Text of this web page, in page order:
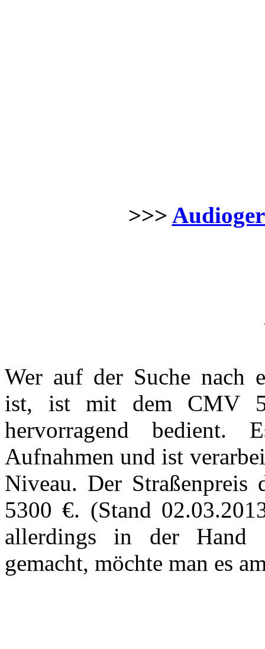
>>>
Wer auf der Suche nach
ist, ist mit dem CMV
hervorragend
Aufnahmen und ist
Niveau. Der
5300 €. (Stand
allerdings in der Hand
gemacht, möchte man es